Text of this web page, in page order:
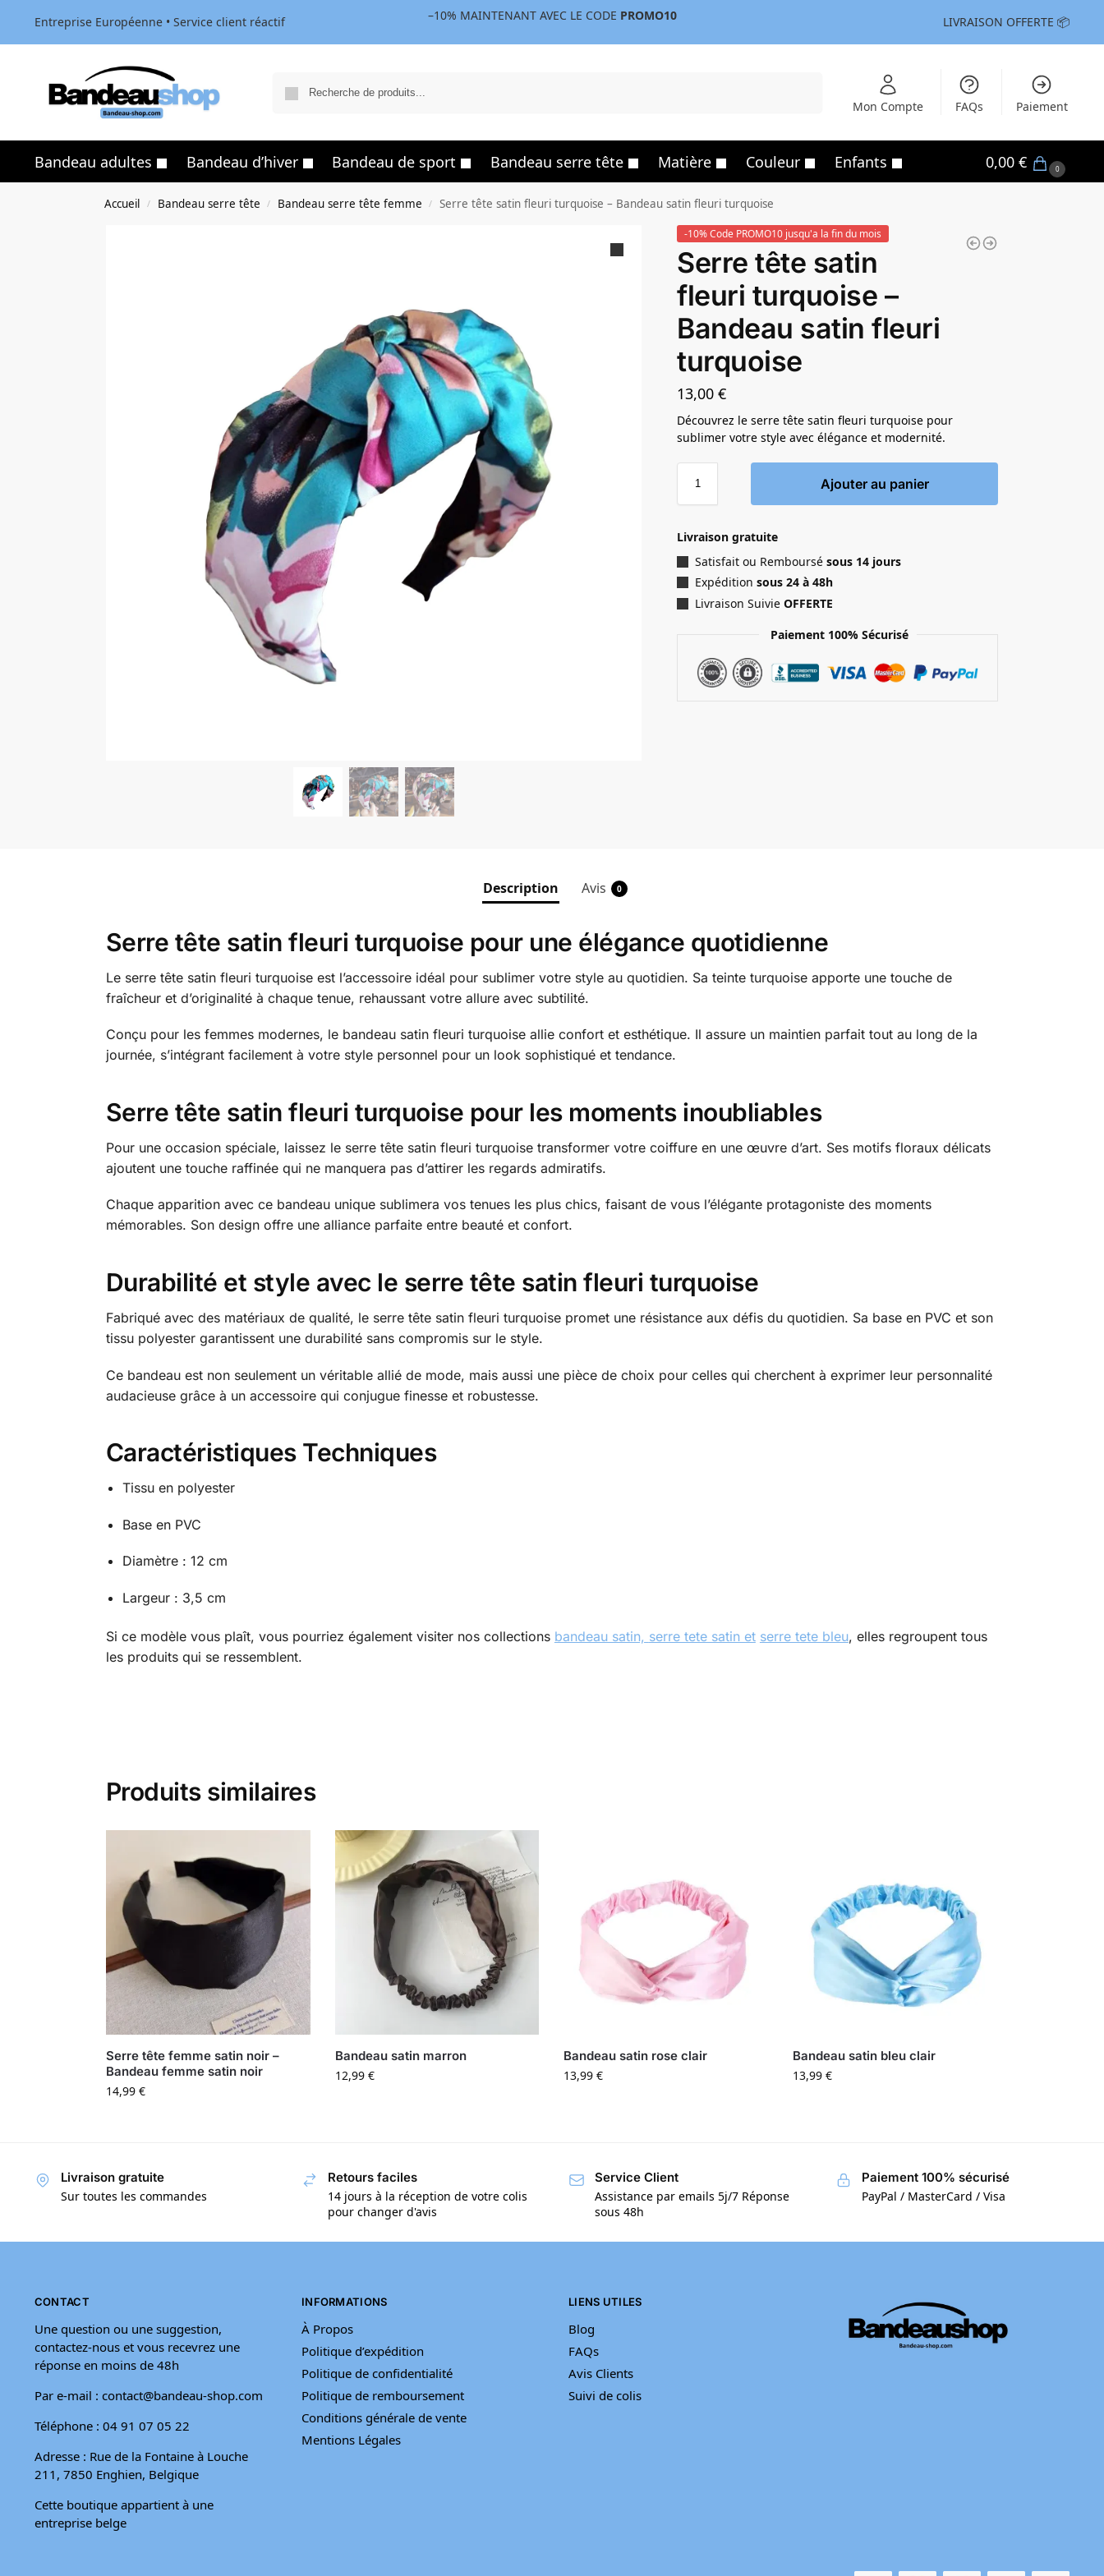
Entreprise Européenne • Service client réactif –10% MAINTENANT AVEC LE CODE PROMO10 LIVRAISON OFFERTE 📦
Mon Compte FAQs Paiement
Bandeau adultes Bandeau d’hiver Bandeau de sport Bandeau serre tête Matière Couleur Enfants 0,00€ 0
Accueil / Bandeau serre tête / Bandeau serre tête femme / Serre tête satin fleuri turquoise – Bandeau satin fleuri turquoise
-10% Code PROMO10 jusqu'a la fin du mois
Serre tête satin
fleuri turquoise –
Bandeau satin fleuri
turquoise
13,00€
Découvrez le serre tête satin fleuri turquoise pour
sublimer votre style avec élégance et modernité.
Ajouter au panier
Livraison gratuite
Satisfait ou Remboursésous 14 jours
Expédition sous 24 à 48h
Livraison SuivieOFFERTE
Paiement 100% Sécurisé
Description Avis 0
Serre tête satin fleuri turquoise pour une élégance quotidienne
Le serre tête satin fleuri turquoise est l’accessoire idéal pour sublimer votre style au quotidien. Sa teinte turquoise apporte une touche de
fraîcheur et d’originalité à chaque tenue, rehaussant votre allure avec subtilité.
Conçu pour les femmes modernes, le bandeau satin fleuri turquoise allie confort et esthétique. Il assure un maintien parfait tout au long de la
journée, s’intégrant facilement à votre style personnel pour un look sophistiqué et tendance.
Serre tête satin fleuri turquoise pour les moments inoubliables
Pour une occasion spéciale, laissez le serre tête satin fleuri turquoise transformer votre coiffure en une œuvre d’art. Ses motifs floraux délicats
ajoutent une touche raffinée qui ne manquera pas d’attirer les regards admiratifs.
Chaque apparition avec ce bandeau unique sublimera vos tenues les plus chics, faisant de vous l’élégante protagoniste des moments
mémorables. Son design offre une alliance parfaite entre beauté et confort.
Durabilité et style avec le serre tête satin fleuri turquoise
Fabriqué avec des matériaux de qualité, le serre tête satin fleuri turquoise promet une résistance aux défis du quotidien. Sa base en PVC et son
tissu polyester garantissent une durabilité sans compromis sur le style.
Ce bandeau est non seulement un véritable allié de mode, mais aussi une pièce de choix pour celles qui cherchent à exprimer leur personnalité
audacieuse grâce à un accessoire qui conjugue finesse et robustesse.
Caractéristiques Techniques
Tissu en polyester
Base en PVC
Diamètre : 12 cm
Largeur : 3,5 cm
Si ce modèle vous plaît, vous pourriez également visiter nos collections bandeau satin, serre tete satin et serre tete bleu, elles regroupent tous
les produits qui se ressemblent.
Produits similaires
Serre tête femme satin noir –
Bandeau femme satin noir
14,99 €
Bandeau satin marron
12,99 €
Bandeau satin rose clair
13,99€
Bandeau satin bleu clair
13,99€
Livraison gratuite
Sur toutes les commandes
Retours faciles
14 jours à la réception de votre colis
pour changer d'avis
Service Client
Assistance par emails 5j/7 Réponse
sous 48h
Paiement 100% sécurisé
PayPal / MasterCard / Visa
CONTACT
Une question ou une suggestion,
contactez-nous et vous recevrez une
réponse en moins de 48h
Par e-mail : contact@bandeau-shop.com
Téléphone : 04 91 07 05 22
Adresse : Rue de la Fontaine à Louche
211, 7850 Enghien, Belgique
Cette boutique appartient à une
entreprise belge
INFORMATIONS
À Propos
Politique d’expédition
Politique de confidentialité
Politique de remboursement
Conditions générale de vente
Mentions Légales
LIENS UTILES
Blog
FAQs
Avis Clients
Suivi de colis